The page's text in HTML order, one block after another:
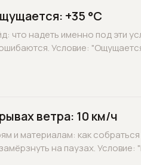
+35 °C
что надеть именно под эти
Условие: "Ощущается
ветра: 10 км/ч
и материалам: как
на паузах. Условие: